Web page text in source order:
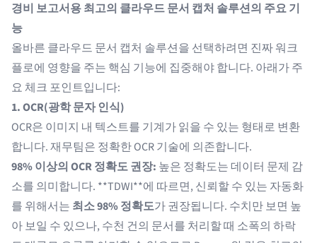
경비 보고서용 최고의 클라우드 문서 캡처 솔루션의 주요 기
능
올바른 클라우드 문서 캡처 솔루션을 선택하려면 진짜 워크
플로에 영향을 주는 핵심 기능에 집중해야 합니다. 아래가 주
요 체크 포인트입니다:
1. OCR(광학 문자 인식)
OCR은 이미지 내 텍스트를 기계가 읽을 수 있는 형태로 변환
합니다. 재무팀은 정확한 OCR 기술에 의존합니다.
98% 이상의 OCR 정확도 권장: 높은 정확도는 데이터 문제 감
소를 의미합니다. **TDWI**에 따르면, 신뢰할 수 있는 자동화
를 위해서는 최소 98% 정확도가 권장됩니다. 수치만 보면 높
아 보일 수 있으나, 수천 건의 문서를 처리할 때 소폭의 하락